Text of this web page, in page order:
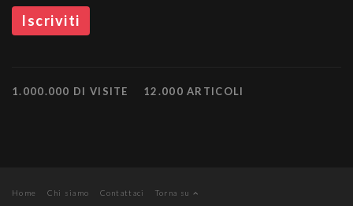
1.000.000 DI VISITE 12.000 ARTICOLI
Home Chi siamo Contattaci
Torna su